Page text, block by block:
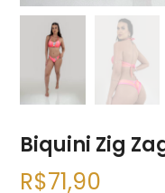
Biquini Zig
R$71,90